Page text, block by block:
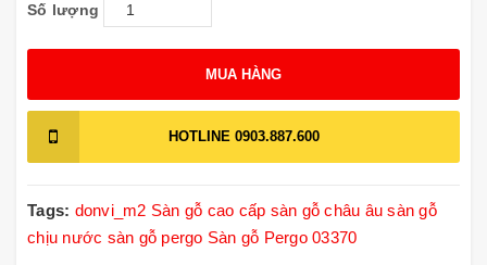
Số lượng
MUA HÀNG
HOTLINE 0903.887.600
Tags: donvi_m2 Sàn gỗ cao cấp sàn gỗ châu âu sàn gỗ
chịu nước sàn gỗ pergo Sàn gỗ Pergo 03370